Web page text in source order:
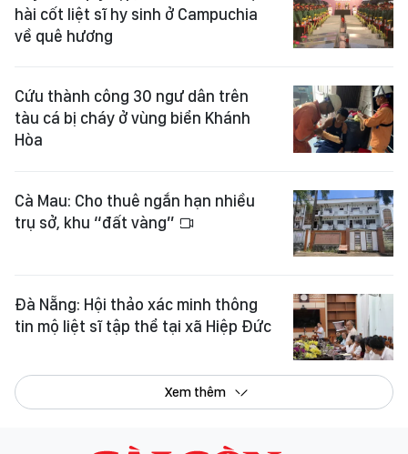
về quê hương
tàu cá bị cháy ở vùng biển Khánh
Hòa
trụ sở, khu “đất vàng”
tin mộ liệt sĩ tập thể tại xã Hiệp Đức